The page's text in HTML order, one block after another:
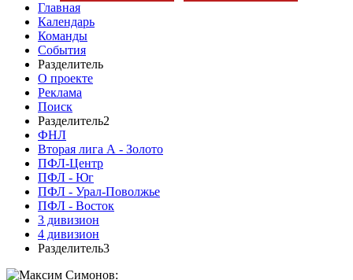
Главная
Календарь
Команды
События
Разделитель
О проекте
Реклама
Поиск
Разделитель2
ФНЛ
Вторая лига А - Золото
ПФЛ-Центр
ПФЛ - Юг
ПФЛ - Урал-Поволжье
ПФЛ - Восток
3 дивизион
4 дивизион
Разделитель3